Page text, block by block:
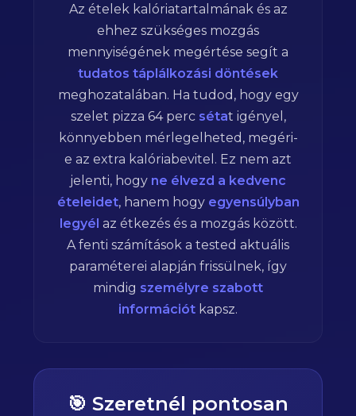
Az ételek kalóriatartalmának és az
ehhez szükséges mozgás
mennyiségének megértése segít a
tudatos táplálkozási döntések
meghozatalában. Ha tudod, hogy egy
szelet pizza 64perc sétat igényel,
könnyebben mérlegelheted, megéri-
e az extra kalóriabevitel. Ez nem azt
jelenti, hogy ne élvezd a kedvenc
ételeidet, hanem hogy egyensúlyban
legyél az étkezés és a mozgás között.
A fenti számítások a tested aktuális
paraméterei alapján frissülnek, így
mindig személyre szabott
információt kapsz.
🎯 Szeretnél pontosan